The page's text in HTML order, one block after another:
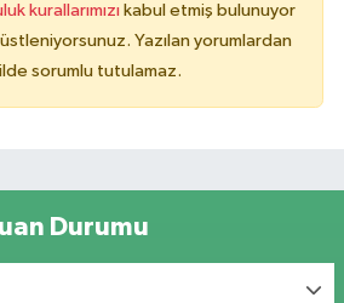
kurallarımızı kabul etmiş bulunuyor
Yazılan yorumlardan
sorumlu tutulamaz.
Durumu